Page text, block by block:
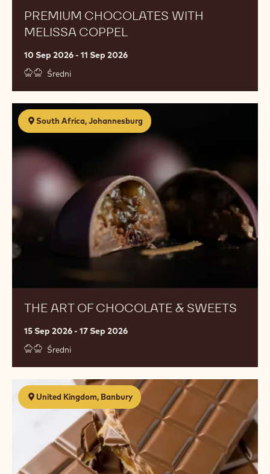
PREMIUM CHOCOLATES WITH
MELISSA COPPEL
10 Sep 2026 - 11 Sep 2026
Średni
South Africa, Johannesburg
THE ART OF CHOCOLATE & SWEETS
15 Sep 2026 - 17 Sep 2026
Średni
The
Art
Chocolate
Sweets
United Kingdom, Banbury
Chocolate
Foundations